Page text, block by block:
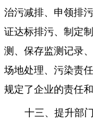
治污减排、申领排
证达标排污、制定
测、保存监测记录
场地处理、污染责
规定了企业的责任和
十三、提升部